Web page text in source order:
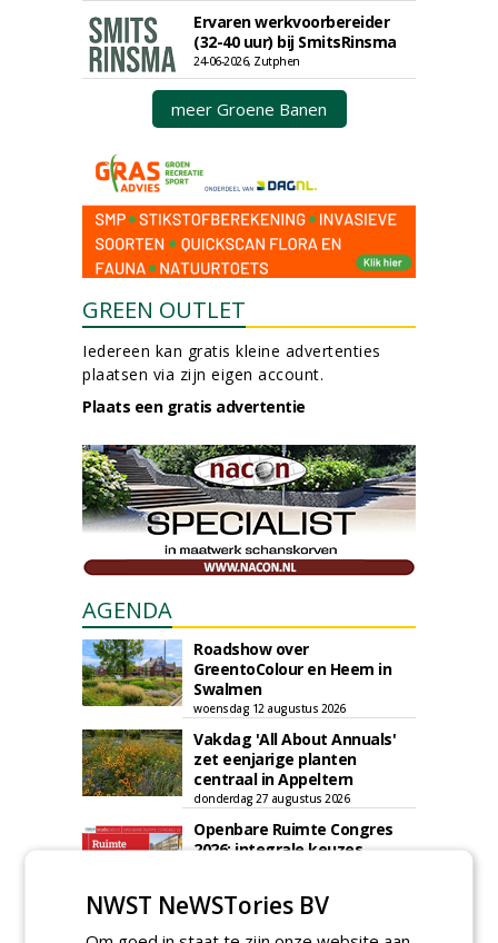
Ervaren werkvoorbereider
(32-40 uur) bij SmitsRinsma
24-06-2026, Zutphen
meer Groene Banen
GREEN OUTLET
Iedereen kan gratis kleine advertenties
plaatsen via zijn eigen account.
Plaats een gratis advertentie
AGENDA
Roadshow over
GreentoColour en Heem in
Swalmen
woensdag 12 augustus 2026
Vakdag 'All About Annuals'
zet eenjarige planten
centraal in Appeltern
donderdag 27 augustus 2026
Openbare Ruimte Congres
2026: integrale keuzes
Lunchwebinar: zo voorkom je
NWST NeWSTories BV